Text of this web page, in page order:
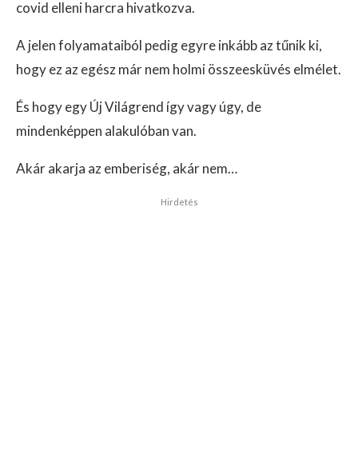
covid elleni harcra hivatkozva.
A jelen folyamataiból pedig egyre inkább az tűnik ki,
hogy ez az egész már nem holmi összeesküvés elmélet.
És hogy egy Új Világrend így vagy úgy, de
mindenképpen alakulóban van.
Akár akarja az emberiség, akár nem…
Hirdetés